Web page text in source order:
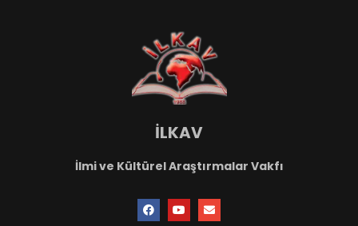
İLKAV
İlmi ve Kültürel Araştırmalar Vakfı